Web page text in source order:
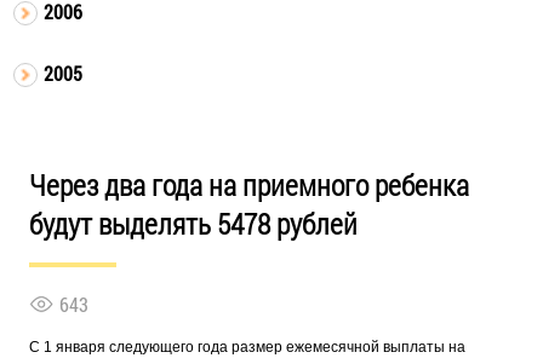
2006
2005
Через два года на приемного ребенка
будут выделять 5478 рублей
643
С 1 января следующего года размер ежемесячной выплаты на